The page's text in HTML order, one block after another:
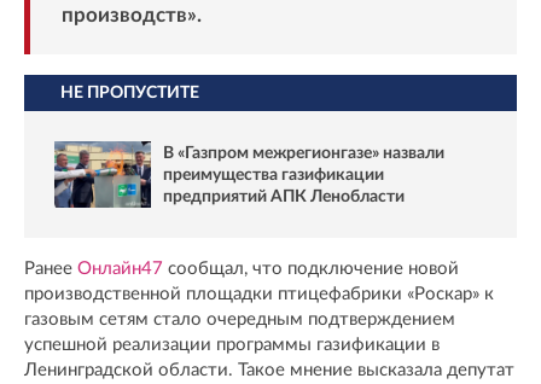
производств».
НЕ ПРОПУСТИТЕ
В «Газпром межрегионгазе» назвали
преимущества газификации
предприятий АПК Ленобласти
Ранее Онлайн47 сообщал, что подключение новой
производственной площадки птицефабрики «Роскар» к
газовым сетям стало очередным подтверждением
успешной реализации программы газификации в
Ленинградской области. Такое мнение высказала депутат